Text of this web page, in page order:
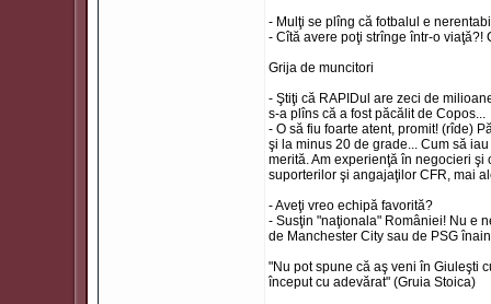
- Mulţi se plîng că fotbalul e
- Cîtă avere poţi strînge într-o viaţă?!
Grija de muncitori
- Ştiţi că RAPIDul are zeci de
s-a plîns că a fost păcălit de Copos...
- O să fiu foarte atent, promit! (rîde)
şi la minus 20 de grade... Cum să
merită. Am experienţă în negocieri
suporterilor şi angajaţilor CFR, mai
- Aveţi vreo echipă favorită?
- Susţin "naţionala" României! Nu e
de Manchester City sau de PSG
"Nu pot spune că aş veni în Giuleşti
început cu adevărat" (Gruia Stoica)